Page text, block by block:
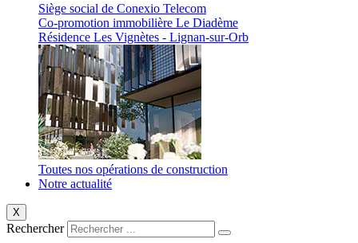
Siège social de Conexio Telecom
Co-promotion immobilière Le Diadème
Résidence Les Vignètes - Lignan-sur-Orb
Toutes nos opérations de construction
Notre actualité
X
Rechercher